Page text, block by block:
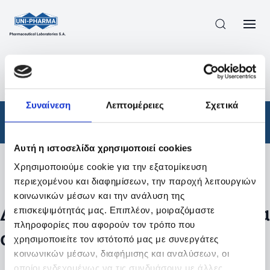
Συναίνεση Λεπτομέρειες Σχετικά
Αυτή η ιστοσελίδα χρησιμοποιεί cookies
Χρησιμοποιούμε cookie για την εξατομίκευση
περιεχομένου και διαφημίσεων, την παροχή λειτουργιών
κοινωνικών μέσων και την ανάλυση της
επισκεψιμότητάς μας. Επιπλέον, μοιραζόμαστε
πληροφορίες που αφορούν τον τρόπο που
χρησιμοποιείτε τον ιστότοπό μας με συνεργάτες
κοινωνικών μέσων, διαφήμισης και αναλύσεων, οι
οποίοι ενδεχομένως να τις συνδυάσουν με άλλες
ΠΡΟΪΟΝΤΑ
ΑΠΟΤΕΛΕΣΜΑΤΑ ΑΝΑΖΗΤΗΣΗΣ
Φάρμακα
Φίλτρα
Δεν βρέθηκαν προϊόντα με τα
συγκεκριμένα φίλτρα